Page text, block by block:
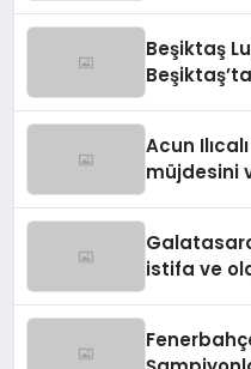
Beşiktaş
Acun
müjdesini
istifa ve